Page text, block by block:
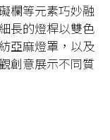
欄等元素巧妙融
長的燈桿以雙色
亞麻燈罩，以及
創意展示不同質